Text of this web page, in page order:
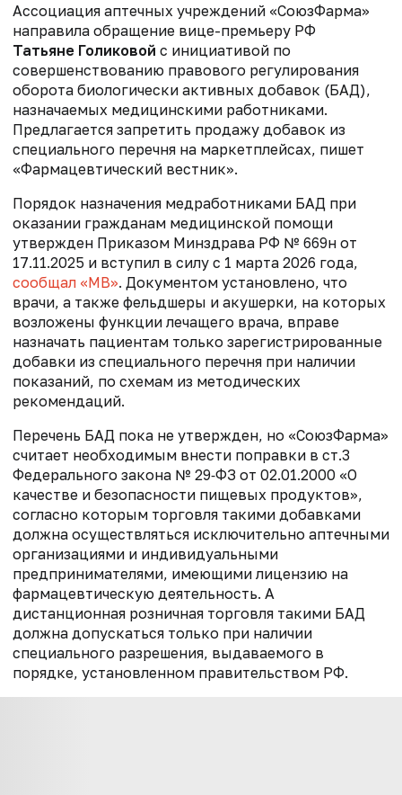
Ассоциация аптечных учреждений «СоюзФарма»
направила обращение вице-премьеру РФ
Татьяне Голиковой с инициативой по
совершенствованию правового регулирования
оборота биологически активных добавок (БАД),
назначаемых медицинскими работниками.
Предлагается запретить продажу добавок из
специального перечня на маркетплейсах, пишет
«Фармацевтический вестник».
Порядок назначения медработниками БАД при
оказании гражданам медицинской помощи
утвержден Приказом Минздрава РФ № 669н от
17.11.2025 и вступил в силу с 1 марта 2026 года,
сообщал «МВ». Документом установлено, что
врачи, а также фельдшеры и акушерки, на которых
возложены функции лечащего врача, вправе
назначать пациентам только зарегистрированные
добавки из специального перечня при наличии
показаний, по схемам из методических
рекомендаций.
Перечень БАД пока не утвержден, но «СоюзФарма»
считает необходимым внести поправки в ст.3
Федерального закона № 29‑ФЗ от 02.01.2000 «О
качестве и безопасности пищевых продуктов»,
согласно которым торговля такими добавками
должна осуществляться исключительно аптечными
организациями и индивидуальными
предпринимателями, имеющими лицензию на
фармацевтическую деятельность. А
дистанционная розничная торговля такими БАД
должна допускаться только при наличии
специального разрешения, выдаваемого в
порядке, установленном правительством РФ.